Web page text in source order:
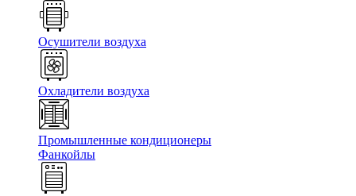
Осушители воздуха
Охладители воздуха
Промышленные кондиционеры
Фанкойлы